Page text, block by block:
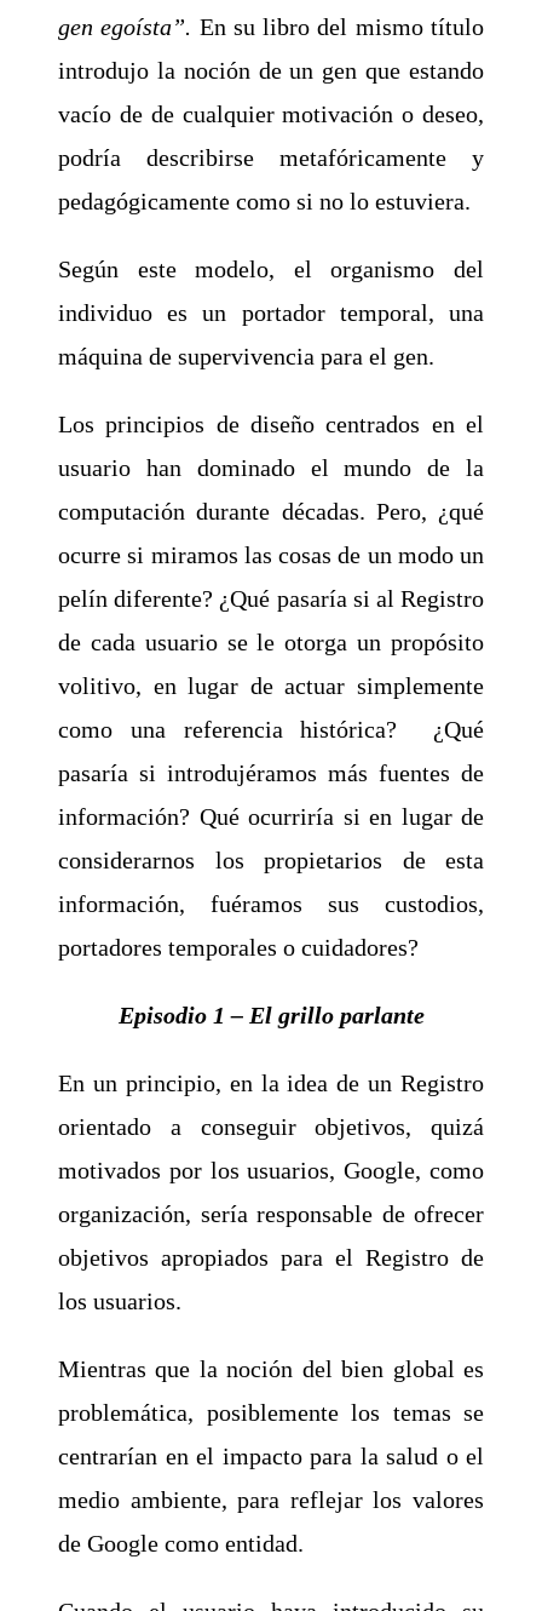
gen egoísta”. En su libro del mismo título
introdujo la noción de un gen que estando
vacío de de cualquier motivación o deseo,
podría describirse metafóricamente y
pedagógicamente como si no lo estuviera.
Según este modelo, el organismo del
individuo es un portador temporal, una
máquina de supervivencia para el gen.
Los principios de diseño centrados en el
usuario han dominado el mundo de la
computación durante décadas. Pero, ¿qué
ocurre si miramos las cosas de un modo un
pelín diferente? ¿Qué pasaría si al Registro
de cada usuario se le otorga un propósito
volitivo, en lugar de actuar simplemente
como una referencia histórica? ¿Qué
pasaría si introdujéramos más fuentes de
información? Qué ocurriría si en lugar de
considerarnos los propietarios de esta
información, fuéramos sus custodios,
portadores temporales o cuidadores?
Episodio 1 – El grillo parlante
En un principio, en la idea de un Registro
orientado a conseguir objetivos, quizá
motivados por los usuarios, Google, como
organización, sería responsable de ofrecer
objetivos apropiados para el Registro de
los usuarios.
Mientras que la noción del bien global es
problemática, posiblemente los temas se
centrarían en el impacto para la salud o el
medio ambiente, para reflejar los valores
de Google como entidad.